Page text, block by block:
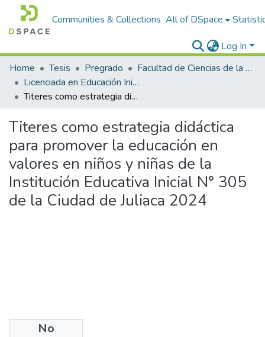
Communities & Collections All of DSpace
Log In
Home
Tesis Pregrado
Facultad de Ciencias de la Educación
Licenciada en Educación Inicial Intercultural Bilingüe
Titeres como estrategia didáctica para promover la educación en valores en niños y niñas de la Institución Educativa Inicial N° 305 de la Ciudad de Juliaca 2024
Titeres como estrategia didáctica
para promover la educación en
valores en niños y niñas de la
Institución Educativa Inicial N° 305
de la Ciudad de Juliaca 2024
No